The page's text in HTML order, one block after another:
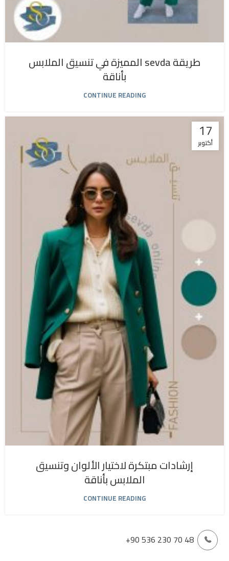
طريقة sevda المميزة في تنسيق الملابس
بأناقة
CONTINUE READING
17
أكتوبر
إرشادات مبتكرة لاختيار الألوان وتنسيق
الملابس بأناقة
CONTINUE READING
+90 536 230 70 48